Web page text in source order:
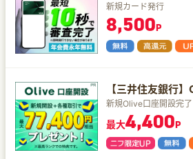
新規カード発行
8,500P
【三井住友銀行
新規Olive口座開設完了
最大4,400P